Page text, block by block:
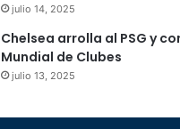
julio 14, 2025
Chelsea arrolla al PSG y
Mundial de Clubes
julio 13, 2025